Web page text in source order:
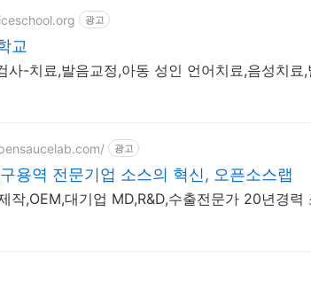
광고
교
사-치료,발음교정,아동 성인 언어치료,음성치료,
광고
용역 전문기업 소스의 혁신, 오픈소스랩
작,OEM,대기업 MD,R&D,수출전문가 20년경력